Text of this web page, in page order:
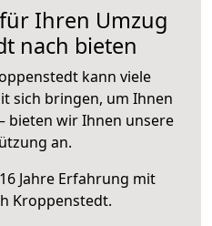
Ihren Umzug
nach bieten
kann viele
sich bringen, um Ihnen
bieten wir Ihnen unsere
an.
Jahre Erfahrung mit
Kroppenstedt.